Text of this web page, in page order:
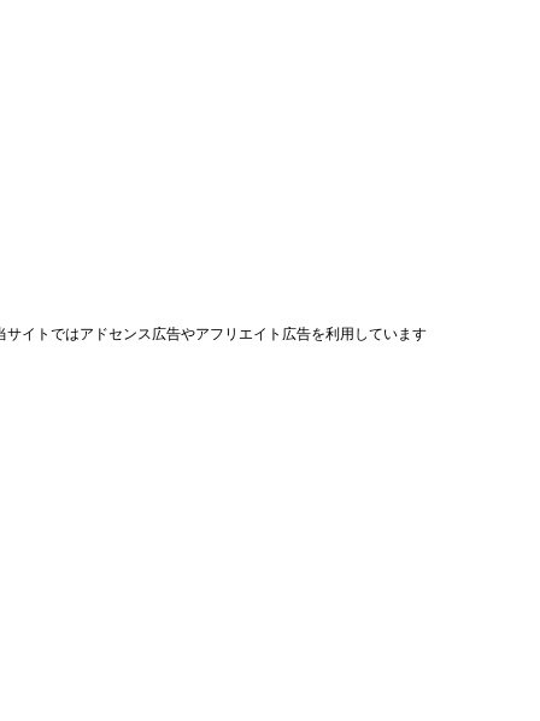
サイトではアドセンス広告やアフリエイト広告を利用しています